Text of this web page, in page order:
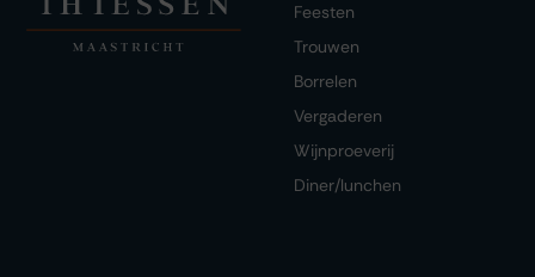
Feesten
Trouwen
Borrelen
Vergaderen
Wijnproeverij
Diner/lunchen